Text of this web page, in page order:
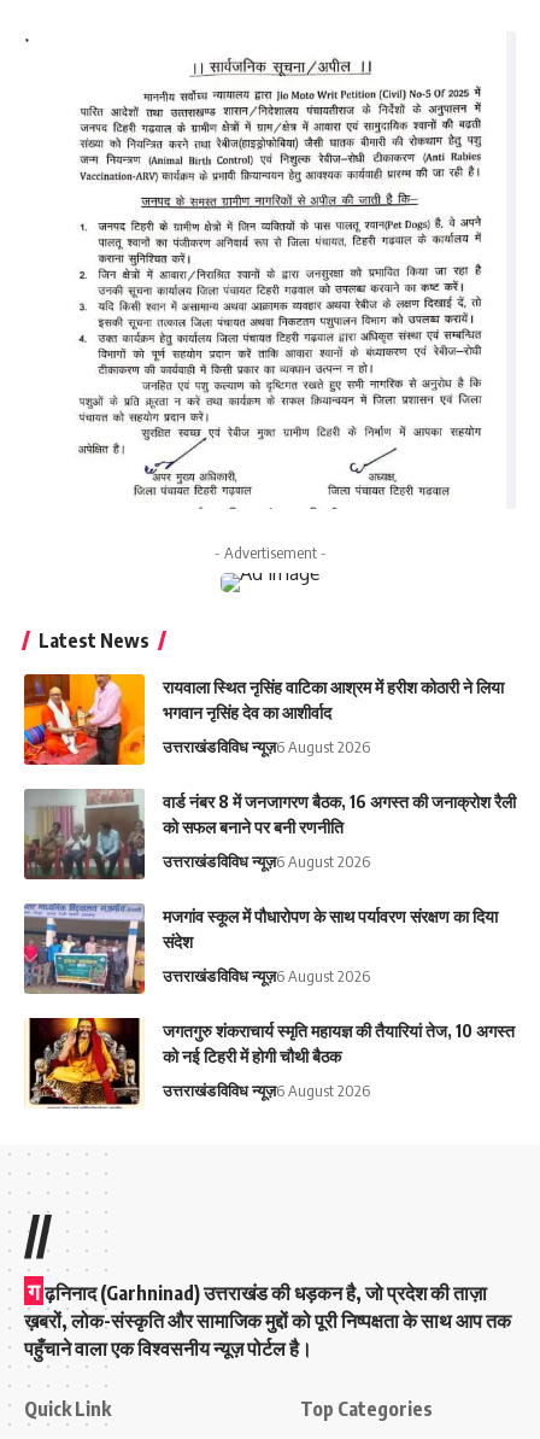
- Advertisement -
Latest News
रायवाला स्थित नृसिंह वाटिका आश्रम में हरीश कोठारी ने लिया
भगवान नृसिंह देव का आशीर्वाद
उत्तराखंडविविध न्यूज़6 August 2026
वार्ड नंबर 8 में जनजागरण बैठक, 16 अगस्त की जनाक्रोश रैली
को सफल बनाने पर बनी रणनीति
उत्तराखंडविविध न्यूज़6 August 2026
मजगांव स्कूल में पौधारोपण के साथ पर्यावरण संरक्षण का दिया
संदेश
उत्तराखंडविविध न्यूज़6 August 2026
जगतगुरु शंकराचार्य स्मृति महायज्ञ की तैयारियां तेज, 10 अगस्त
को नई टिहरी में होगी चौथी बैठक
उत्तराखंडविविध न्यूज़6 August 2026
//
ग ढ़निनाद (Garhninad) उत्तराखंड की धड़कन है, जो प्रदेश की ताज़ा
ख़बरों, लोक-संस्कृति और सामाजिक मुद्दों को पूरी निष्पक्षता के साथ आप तक
पहुँचाने वाला एक विश्वसनीय न्यूज़ पोर्टल है।
Quick Link Top Categories